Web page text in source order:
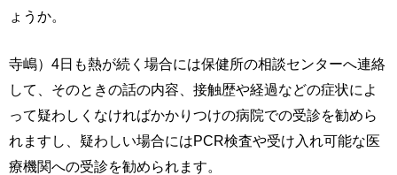
ょうか。
寺嶋）4日も熱が続く場合には保健所の相談センターへ連絡
して、そのときの話の内容、接触歴や経過などの症状によ
って疑わしくなければかかりつけの病院での受診を勧めら
れますし、疑わしい場合にはPCR検査や受け入れ可能な医
療機関への受診を勧められます。